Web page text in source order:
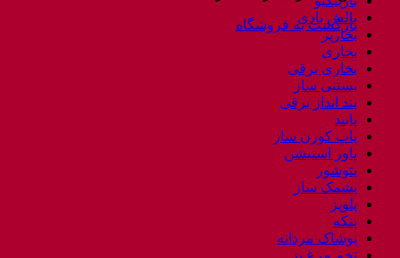
بازگشت به فروشگاه
بالش بادی
بخارپز
بخاری
بخاری برقی
بستنی ساز
بند انداز برقی
پابند
پاپ کورن ساز
پاور استیشن
پتوشور
پشمک ساز
پلوپز
پنکه
پوشاک مردانه
تخم مرغ پز